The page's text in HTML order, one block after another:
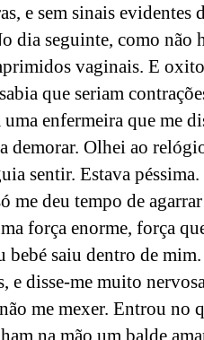
e sem sinais
dia seguinte, como não
vaginais. E
que seriam
enfermeira que me
demorar. Olhei ao
sentir. Estava
me deu tempo de
força enorme, força
bebé saiu dentro de
e disse-me muito
me mexer. Entrou no